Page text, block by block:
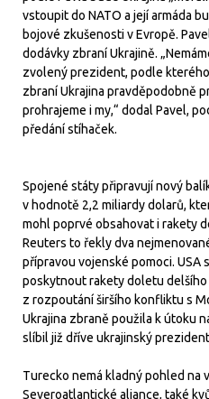
vstoupit do NATO a její armáda
bojové zkušenosti v Evropě.
dodávky zbraní Ukrajině.
zvolený prezident, podle
zbraní Ukrajina pravděpodobně
prohrajeme i my,“ dodal Pavel,
předání stíhaček.
Spojené státy připravují nový
v hodnotě 2,2 miliardy dolarů,
mohl poprvé obsahovat i rakety
Reuters to řekly dva
přípravou vojenské pomoci. USA
poskytnout rakety doletu
z rozpoutání širšího konfliktu s
Ukrajina zbraně použila k útoku
slíbil již dříve ukrajinský
Turecko nemá kladný pohled na
Severoatlantické aliance, také